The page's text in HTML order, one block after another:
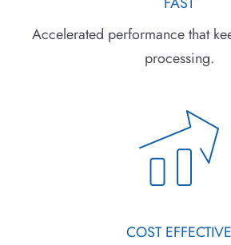
Accelerated performance that
processing.
COST EFFECTIVE